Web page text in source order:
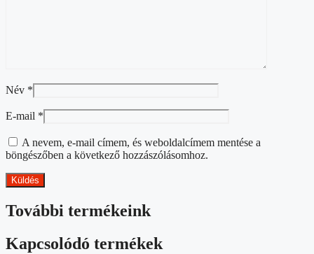
Név *
E-mail *
A nevem, e-mail címem, és weboldalcímem mentése a
böngészőben a következő hozzászólásomhoz.
További termékeink
Kapcsolódó termékek